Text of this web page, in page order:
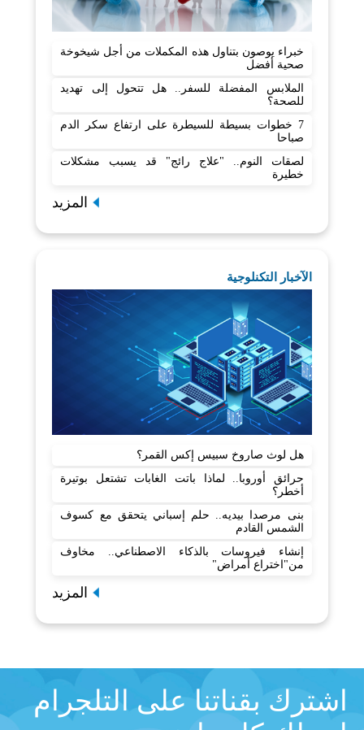
خبراء يوصون بتناول هذه المكملات من أجل شيخوخة
صحية أفضل
الملابس المفضلة للسفر.. هل تتحول إلى تهديد
للصحة؟
7 خطوات بسيطة للسيطرة على ارتفاع سكر الدم
صباحا
لصقات النوم.. "علاج رائج" قد يسبب مشكلات
خطيرة
المزيد
الآخبار التكنلوجية
هل لوث صاروخ سبيس إكس القمر؟
حرائق أوروبا.. لماذا باتت الغابات تشتعل بوتيرة
أخطر؟
بنى مرصدا بيديه.. حلم إسباني يتحقق مع كسوف
الشمس القادم
إنشاء فيروسات بالذكاء الاصطناعي.. مخاوف
من"اختراع أمراض"
المزيد
اشترك بقناتنا على التلجرام